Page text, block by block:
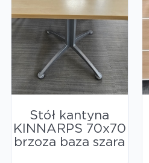
Stół kantyna
KINNARPS 70x70
brzoza baza szara